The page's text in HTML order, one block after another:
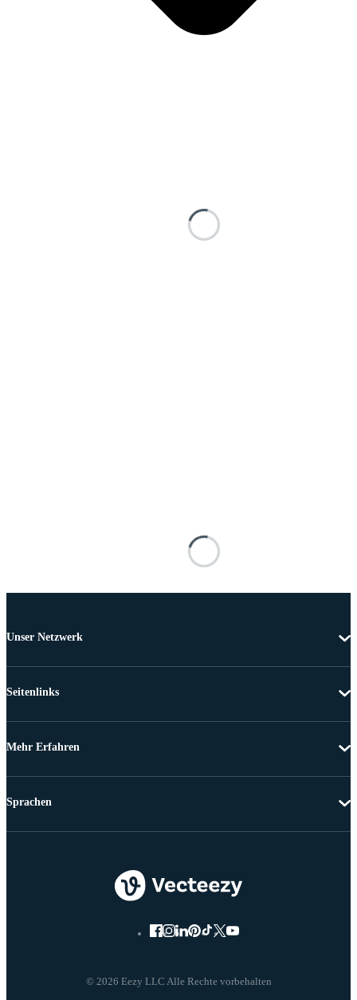
Unser Netzwerk
Seitenlinks
Mehr Erfahren
© 2026 Eezy LLC Alle Rechte vorbehalten
Sprachen